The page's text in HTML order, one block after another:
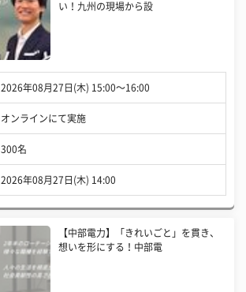
い！九州の現場から設
2026年08月27日(木) 15:00〜16:00
オンラインにて実施
300名
2026年08月27日(木) 14:00
【中部電力】「きれいごと」を貫き、
想いを形にする！中部電